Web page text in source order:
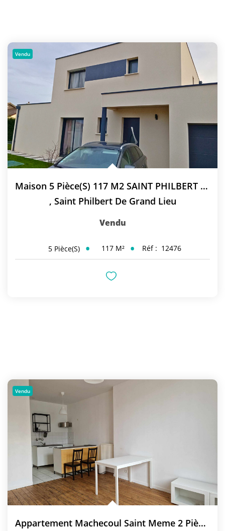
Vendu
Maison 5 Pièce(s) 117 M2 SAINT PHILBERT DE GRAND LIEU
, Saint Philbert De Grand Lieu
Vendu
5 Pièce(s) 117 M² Réf : 12476
Vendu
Appartement Machecoul Saint Meme 2 Pièce(s) 67 M2